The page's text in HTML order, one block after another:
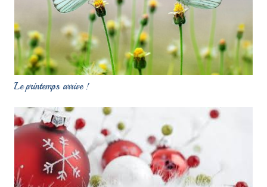
Le printemps arrive !